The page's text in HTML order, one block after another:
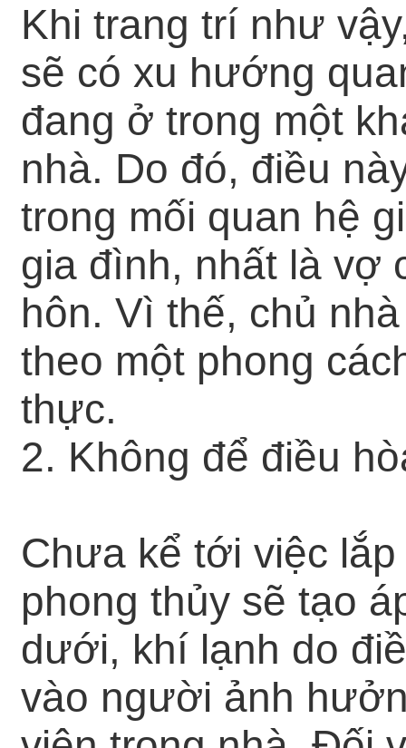
Khi trang trí như
sẽ có xu hướng
đang ở trong một
nhà. Do đó, điều
trong mối quan hệ
gia đình, nhất là vợ
hôn. Vì thế, chủ
theo một phong
thực.
2. Không để điều
Chưa kể tới việc
phong thủy sẽ tạo
dưới, khí lạnh do
vào người ảnh